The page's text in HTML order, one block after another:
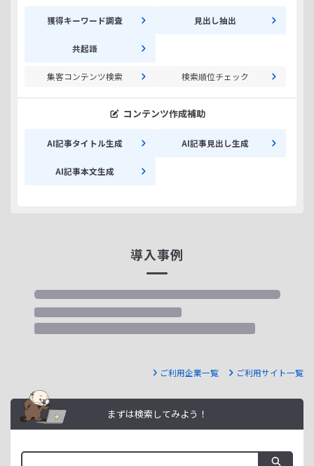
獲得キーワード調査 見出し抽出
共起語
集客コンテンツ検索 検索順位チェック
コンテンツ作成補助
AI記事タイトル生成 AI記事見出し生成
AI記事本文生成
導入事例
ご利用企業一覧 ご利用サイト一覧
まずは検索してみよう！